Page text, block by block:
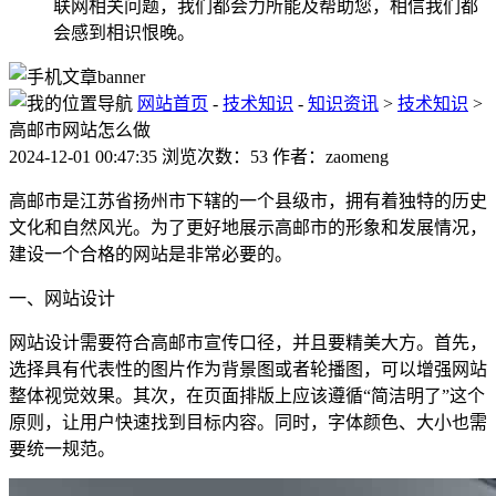
联网相关问题，我们都会力所能及帮助您，相信我们都
会感到相识恨晚。
网站首页 - 技术知识 - 知识资讯 > 技术知识 >
高邮市网站怎么做
2024-12-01 00:47:35 浏览次数：53 作者：zaomeng
高邮市是江苏省扬州市下辖的一个县级市，拥有着独特的历史
文化和自然风光。为了更好地展示高邮市的形象和发展情况，
建设一个合格的网站是非常必要的。
一、网站设计
网站设计需要符合高邮市宣传口径，并且要精美大方。首先，
选择具有代表性的图片作为背景图或者轮播图，可以增强网站
整体视觉效果。其次，在页面排版上应该遵循“简洁明了”这个
原则，让用户快速找到目标内容。同时，字体颜色、大小也需
要统一规范。